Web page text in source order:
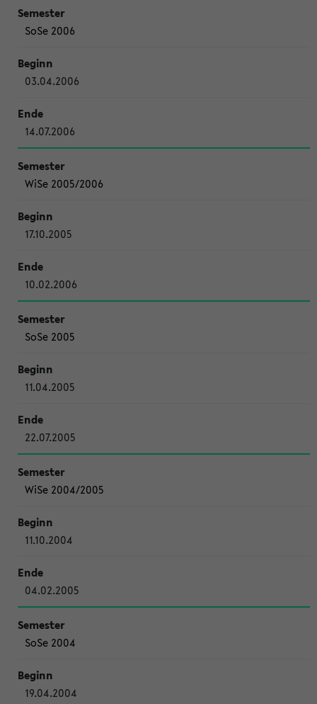
SoSe 2006
03.04.2006
14.07.2006
WiSe 2005/2006
17.10.2005
10.02.2006
SoSe 2005
11.04.2005
22.07.2005
WiSe 2004/2005
11.10.2004
04.02.2005
SoSe 2004
19.04.2004